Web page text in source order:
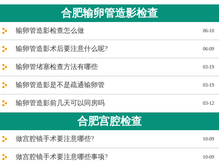
合肥输卵管造影检查
06-10
输卵管造影检查怎么做
06-09
输卵管造影术后要注意什么呢?
03-19
输卵管堵塞检查方法有哪些
03-19
输卵管造影是不是疏通输卵管
03-12
输卵管造影前几天可以同房吗
合肥宫腔检查
10-09
做宫腔镜手术要注意哪些?
10-09
做宫腔镜手术要注意哪些事项?